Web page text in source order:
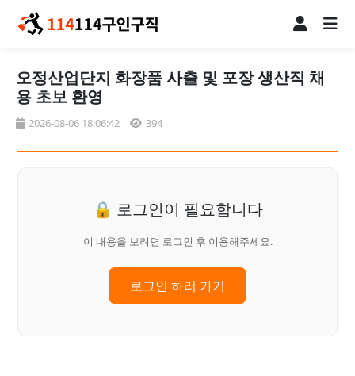
오정산업단지 화장품 사출 및 포장 생산직 채
용 초보 환영
2026-08-06 18:06:42 394
🔒 로그인이 필요합니다
이 내용을 보려면 로그인 후 이용해주세요.
로그인 하러 가기